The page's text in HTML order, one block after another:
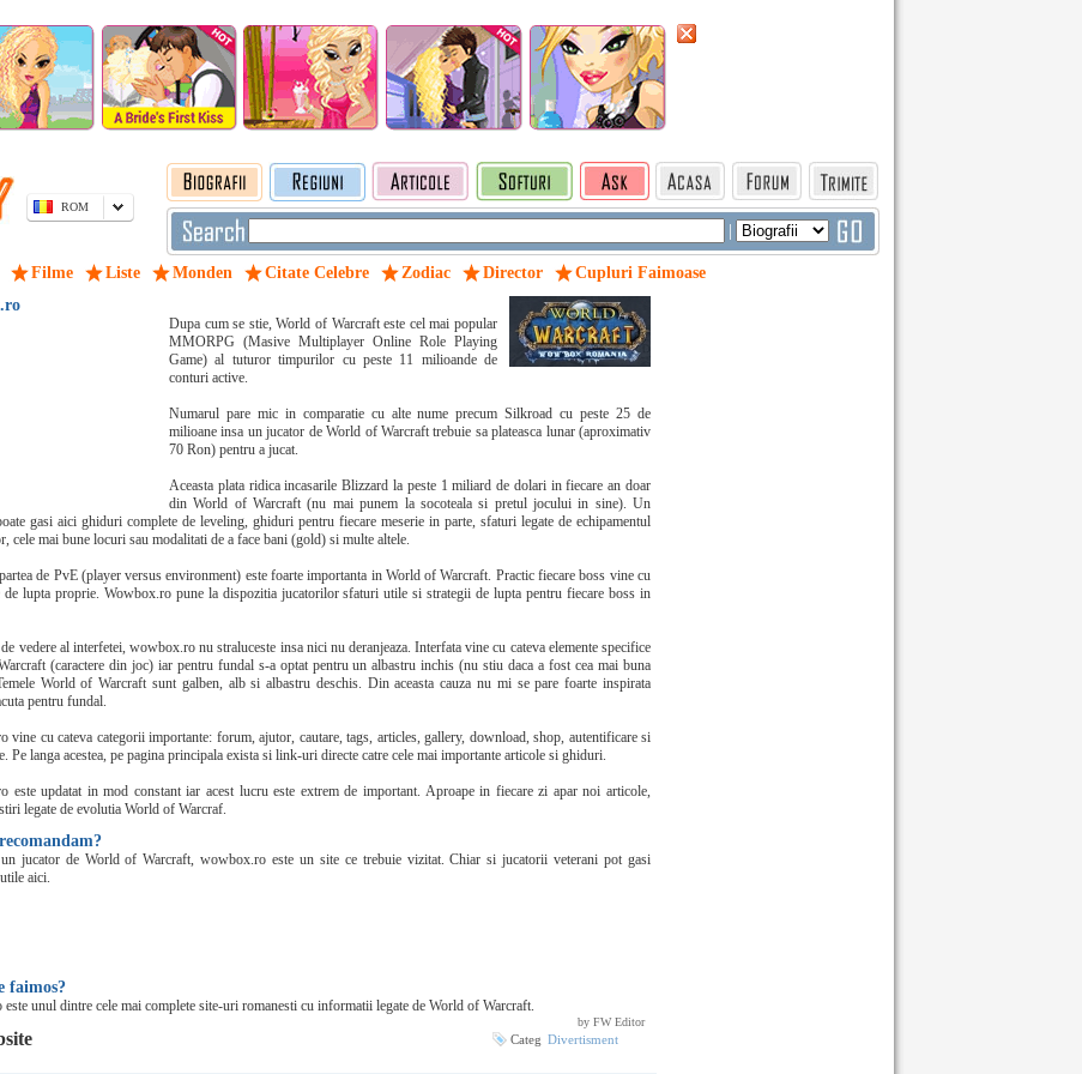
ROM
|
Filme Liste Monden Citate Celebre Zodiac Director Cupluri Faimoase
Dupa cum se stie, World of Warcraft este cel mai popular
MMORPG (Masive Multiplayer Online Role Playing
Game) al tuturor timpurilor cu peste 11 milioande de
conturi active.
Numarul pare mic in comparatie cu alte nume precum Silkroad cu peste 25 de
milioane insa un jucator de World of Warcraft trebuie sa plateasca lunar (aproximativ
70 Ron) pentru a jucat.
Aceasta plata ridica incasarile Blizzard la peste 1 miliard de dolari in fiecare an doar
din World of Warcraft (nu mai punem la socoteala si pretul jocului in sine). Un
gasi aici ghiduri complete de leveling, ghiduri pentru fiecare meserie in parte, sfaturi legate de echipamentul
cele mai bune locuri sau modalitati de a face bani (gold) si multe altele.
de PvE (player versus environment) este foarte importanta in World of Warcraft. Practic fiecare boss vine cu
de lupta proprie. Wowbox.ro pune la dispozitia jucatorilor sfaturi utile si strategii de lupta pentru fiecare boss in
vedere al interfetei, wowbox.ro nu straluceste insa nici nu deranjeaza. Interfata vine cu cateva elemente specifice
(caractere din joc) iar pentru fundal s-a optat pentru un albastru inchis (nu stiu daca a fost cea mai buna
World of Warcraft sunt galben, alb si albastru deschis. Din aceasta cauza nu mi se pare foarte inspirata
pentru fundal.
vine cu cateva categorii importante: forum, ajutor, cautare, tags, articles, gallery, download, shop, autentificare si
Pe langa acestea, pe pagina principala exista si link-uri directe catre cele mai importante articole si ghiduri.
este updatat in mod constant iar acest lucru este extrem de important. Aproape in fiecare zi apar noi articole,
legate de evolutia World of Warcraf.
jucator de World of Warcraft, wowbox.ro este un site ce trebuie vizitat. Chiar si jucatorii veterani pot gasi
aici.
faimos?
unul dintre cele mai complete site-uri romanesti cu informatii legate de World of Warcraft.
by FW Editor
Categ Divertisment